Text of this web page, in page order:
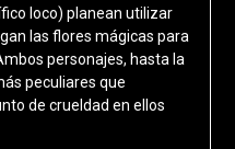
loco) planean utilizar
las flores mágicas para
personajes, hasta la
peculiares que
de crueldad en ellos